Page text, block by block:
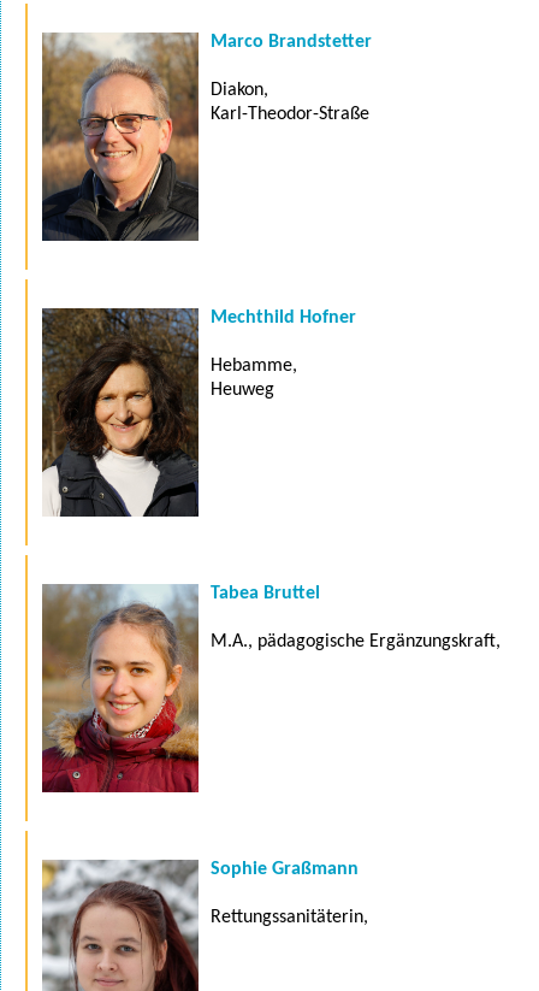
Marco Brandstetter
Diakon,
Karl-Theodor-Straße
Mechthild Hofner
Hebamme,
Heuweg
Tabea Bruttel
M.A., pädagogische Ergänzungskraft,
Sophie Graßmann
Rettungssanitäterin,